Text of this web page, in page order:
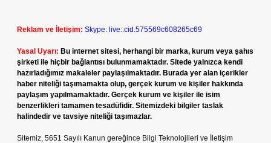
Reklam ve İletişim: Skype: live:.cid.575569c608265c69
Yasal Uyarı: Bu internet sitesi, herhangi bir marka, kurum veya şahıs
şirketi ile hiçbir bağlantısı bulunmamaktadır. Sitede yalnızca kendi
hazırladığımız makaleler paylaşılmaktadır. Burada yer alan içerikler
haber niteliği taşımamakta olup, gerçek kurum ve kişiler hakkında
paylaşım yapılmamaktadır. Gerçek kurum ve kişiler ile isim
benzerlikleri tamamen tesadüfidir. Sitemizdeki bilgiler taslak
halindedir ve tavsiye niteliği taşımazlar.
Sitemiz, 5651 Sayılı Kanun gereğince Bilgi Teknolojileri ve İletişim